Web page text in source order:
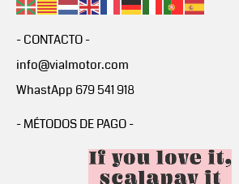
- CONTACTO -
info@vialmotor.com
WhastApp 679 541 918
- MÉTODOS DE PAGO -